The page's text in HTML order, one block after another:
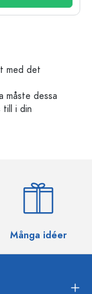
med det
måste dessa
till i din
Många idéer